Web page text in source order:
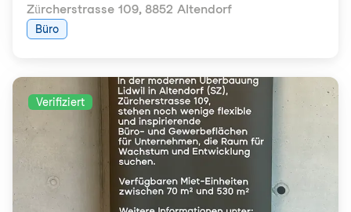
Zürcherstrasse 109, 8852 Altendorf
Büro
Verifiziert